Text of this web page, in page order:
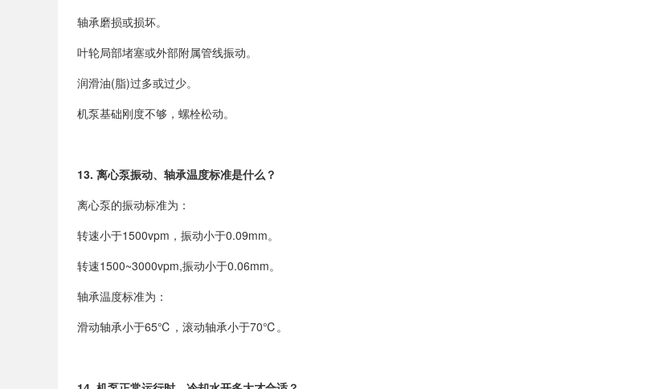
轴承磨损或损坏。
叶轮局部堵塞或外部附属管线振动。
润滑油(脂)过多或过少。
机泵基础刚度不够，螺栓松动。
13. 离心泵振动、轴承温度标准是什么？
离心泵的振动标准为：
转速小于1500vpm ，振动小于0.09mm。
转速1500~3000vpm,振动小于0.06mm。
轴承温度标准为：
滑动轴承小于65℃ ，滚动轴承小于70℃。